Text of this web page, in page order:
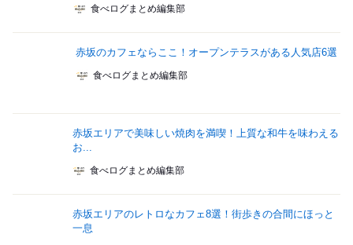
食べログまとめ編集部
赤坂のカフェならここ！オープンテラスがある人気店6選
食べログまとめ編集部
赤坂エリアで美味しい焼肉を満喫！上質な和牛を味わえる
お...
食べログまとめ編集部
赤坂エリアのレトロなカフェ8選！街歩きの合間にほっと
一息